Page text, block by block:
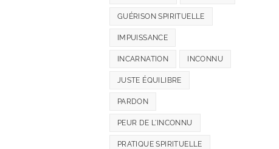
GUÉRISON SPIRITUELLE
IMPUISSANCE
INCARNATION INCONNU
JUSTE ÉQUILIBRE
PARDON
PEUR DE L'INCONNU
PRATIQUE SPIRITUELLE